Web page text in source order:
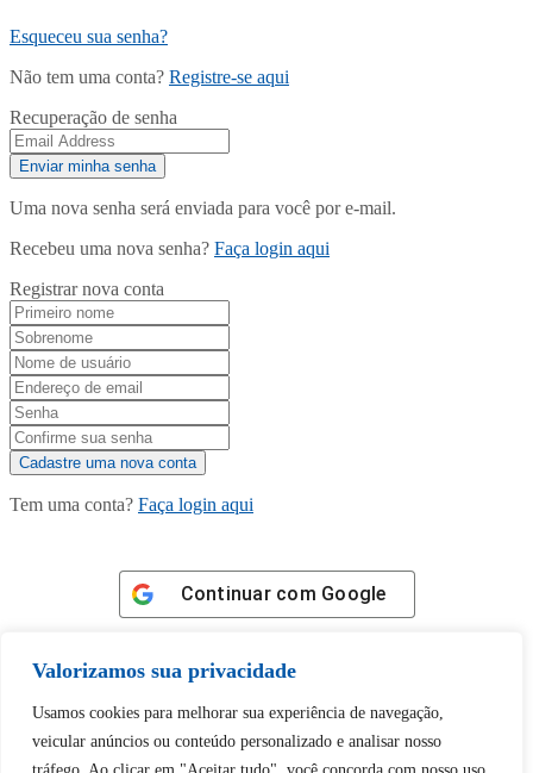
Valorizamos sua privacidade
Usamos cookies para melhorar sua experiência de navegação,
veicular anúncios ou conteúdo personalizado e analisar nosso
Esqueceu sua senha?
Não tem uma conta? Registre-se aqui
Recuperação de senha
Uma nova senha será enviada para você por e-mail.
Recebeu uma nova senha? Faça login aqui
Registrar nova conta
Tem uma conta? Faça login aqui
Continuar com Google
Tem certeza de que deseja